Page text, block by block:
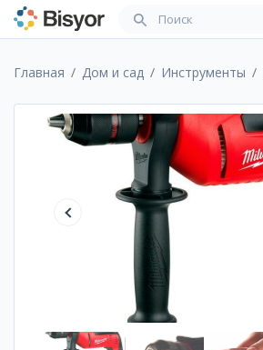
Главная Дом и сад Инструменты